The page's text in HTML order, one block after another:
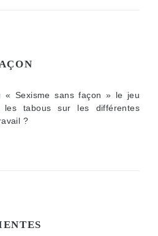
« Sexisme sans façon » le jeu
les tabous sur les différentes
?